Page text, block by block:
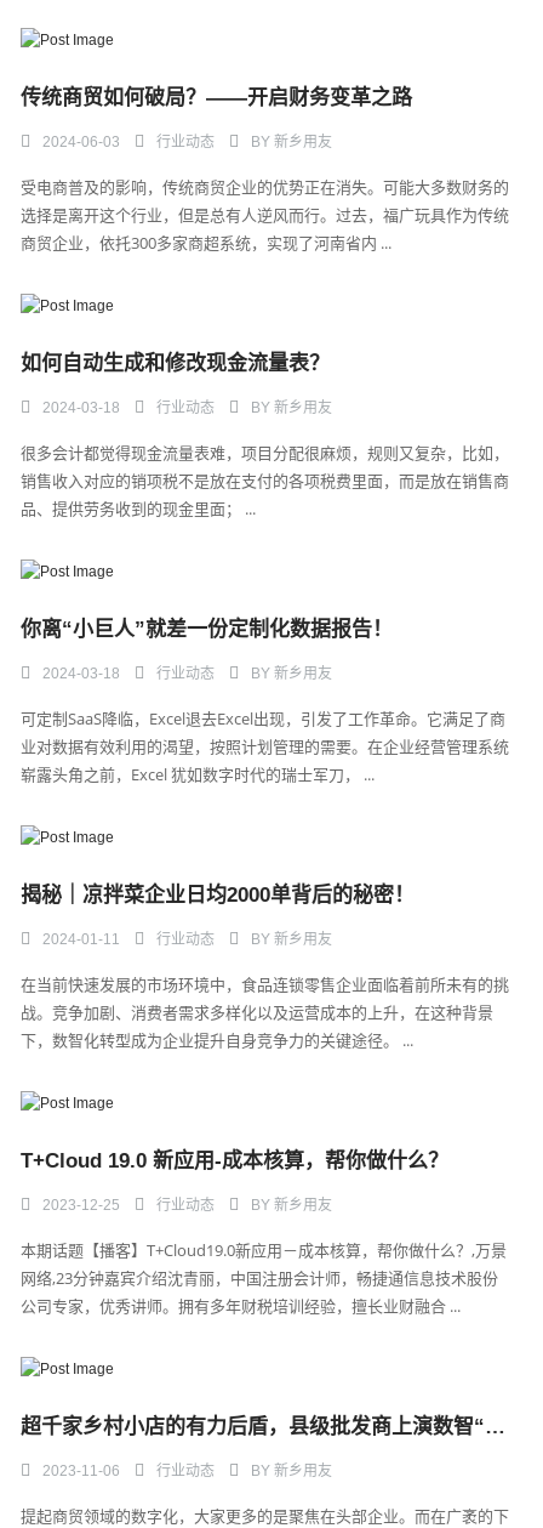
传统商贸如何破局？——开启财务变革之路
2024-06-03 行业动态 BY新乡用友
受电商普及的影响，传统商贸企业的优势正在消失。可能大多数财务的
选择是离开这个行业，但是总有人逆风而行。过去，福广玩具作为传统
商贸企业，依托300多家商超系统，实现了河南省内 ...
如何自动生成和修改现金流量表？
2024-03-18 行业动态 BY新乡用友
很多会计都觉得现金流量表难，项目分配很麻烦，规则又复杂，比如，
销售收入对应的销项税不是放在支付的各项税费里面，而是放在销售商
品、提供劳务收到的现金里面； ...
你离“小巨人”就差一份定制化数据报告！
2024-03-18 行业动态 BY新乡用友
可定制SaaS降临，Excel退去Excel出现，引发了工作革命。它满足了商
业对数据有效利用的渴望，按照计划管理的需要。在企业经营管理系统
崭露头角之前，Excel 犹如数字时代的瑞士军刀， ...
揭秘｜凉拌菜企业日均2000单背后的秘密！
2024-01-11 行业动态 BY新乡用友
在当前快速发展的市场环境中，食品连锁零售企业面临着前所未有的挑
战。竞争加剧、消费者需求多样化以及运营成本的上升，在这种背景
下，数智化转型成为企业提升自身竞争力的关键途径。 ...
T+Cloud 19.0 新应用-成本核算，帮你做什么？
2023-12-25 行业动态 BY新乡用友
本期话题【播客】T+Cloud19.0新应用－成本核算，帮你做什么？,万景
网络,23分钟嘉宾介绍沈青丽，中国注册会计师，畅捷通信息技术股份
公司专家，优秀讲师。拥有多年财税培训经验，擅长业财融合 ...
超千家乡村小店的有力后盾，县级批发商上演数智“变形记”
2023-11-06 行业动态 BY新乡用友
提起商贸领域的数字化，大家更多的是聚焦在头部企业。而在广袤的下